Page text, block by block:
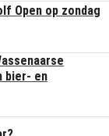
Open op zondag
bier- en